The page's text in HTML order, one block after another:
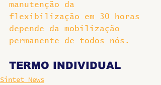
manutenção da
flexibilização em 30 horas
depende da mobilização
permanente de todos nós.
TERMO INDIVIDUAL
Sintet News